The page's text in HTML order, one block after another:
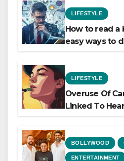
LIFESTYLE
How to read a
easy ways to
LIFESTYLE
Overuse Of
Linked To
BOLLYWOOD
ENTERTAINMENT